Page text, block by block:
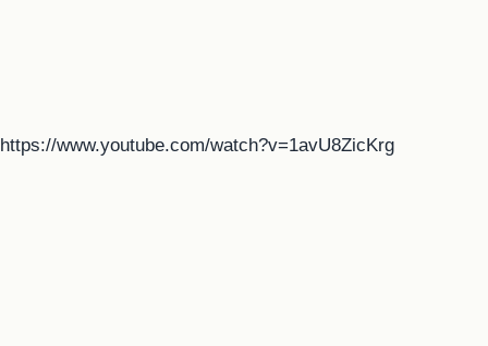
https://www.youtube.com/watch?v=1avU8ZicKrg